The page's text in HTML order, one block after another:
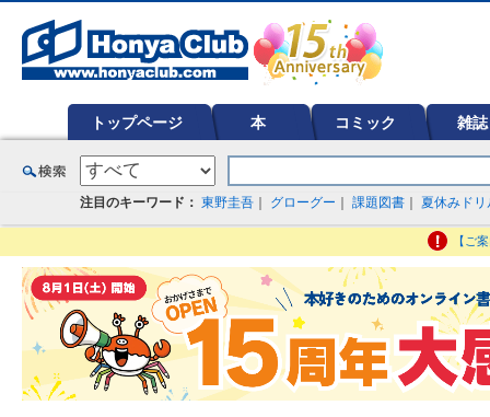
トップページ 本 コミック 雑誌
注目のキーワード： 東野圭吾 グローグー 課題図書 夏休みドリ
【ご
ど在庫も充実